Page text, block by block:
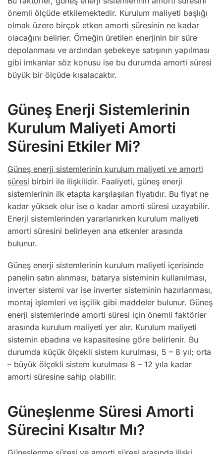
önemli ölçüde etkilemektedir. Kurulum maliyeti başlığı
olmak üzere birçok etken amorti süresinin ne kadar
olacağını belirler. Örneğin üretilen enerjinin bir süre
depolanması ve ardından şebekeye satışının yapılması
gibi imkanlar söz konusu ise bu durumda amorti süresi
büyük bir ölçüde kısalacaktır.
Güneş Enerji Sistemlerinin
Kurulum Maliyeti Amorti
Süresini Etkiler Mi?
Güneş enerji sistemlerinin kurulum maliyeti ve amorti
süresi birbiri ile ilişkilidir. Faaliyeti, güneş enerji
sistemlerinin ilk etapta karşılaşılan fiyatıdır. Bu fiyat ne
kadar yüksek olur ise o kadar amorti süresi uzayabilir.
Enerji sistemlerinden yararlanırken kurulum maliyeti
amorti süresini belirleyen ana etkenler arasında
bulunur.
Güneş enerji sistemlerinin kurulum maliyeti içerisinde
panelin satın alınması, batarya sisteminin kullanılması,
inverter sistemi var ise inverter sisteminin hazırlanması,
montaj işlemleri ve işçilik gibi maddeler bulunur. Güneş
enerji sistemlerinde amorti süresi için önemli faktörler
arasında kurulum maliyeti yer alır. Kurulum maliyeti
sistemin ebadına ve kapasitesine göre belirlenir. Bu
durumda küçük ölçekli sistem kurulması, 5 – 8 yıl; orta
– büyük ölçekli sistem kurulması 8 – 12 yıla kadar
amorti süresine sahip olabilir.
Güneşlenme Süresi Amorti
Sürecini Kısaltır Mı?